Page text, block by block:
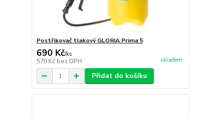
Postřikovač tlakový GLORIA Prima 5
690 Kč/ks
570 Kč bez DPH skladem
Přidat do košíku